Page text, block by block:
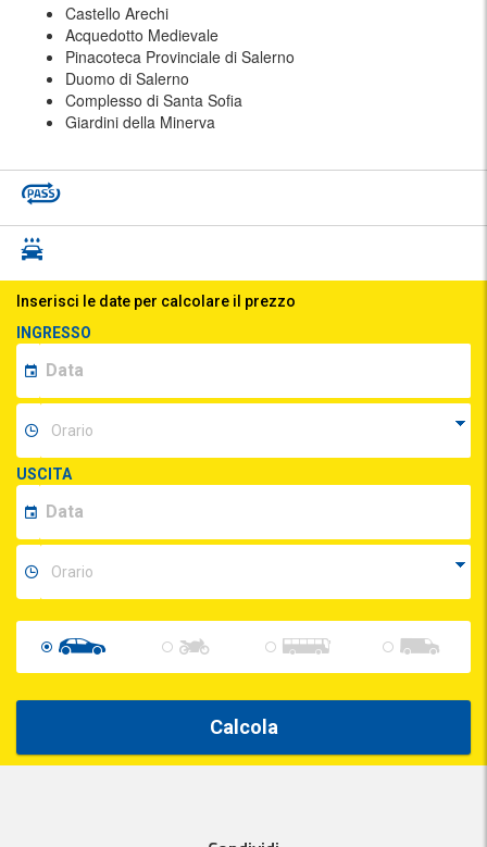
Castello Arechi
Acquedotto Medievale
Pinacoteca Provinciale di Salerno
Duomo di Salerno
Complesso di Santa Sofia
Giardini della Minerva
Inserisci le date per calcolare il prezzo
INGRESSO
USCITA
Calcola